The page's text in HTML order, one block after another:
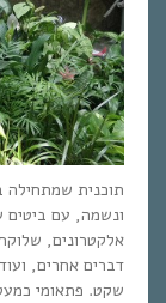
תוכנית שמתחילה
ונשמה, עם ביטים
אלקטרונים,
דברים אחרים,
שקט. פתאומי